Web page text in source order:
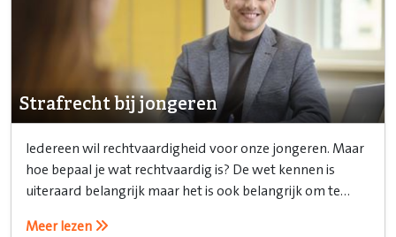
Strafrecht bij jongeren
Iedereen wil rechtvaardigheid voor onze jongeren. Maar
hoe bepaal je wat rechtvaardig is? De wet kennen is
uiteraard belangrijk maar het is ook belangrijk om te
Meer lezen